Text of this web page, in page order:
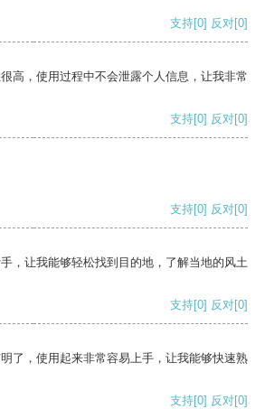
支持[0] 反对[0]
高，使用过程中不会泄露个人信息，让我非常
支持[0] 反对[0]
支持[0] 反对[0]
，让我能够轻松找到目的地，了解当地的风土
支持[0] 反对[0]
了，使用起来非常容易上手，让我能够快速熟
支持[0] 反对[0]